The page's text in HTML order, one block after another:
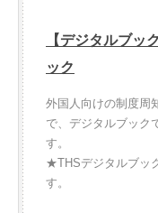
【デジタルブッ
ック
外国人向けの制度周
で、デジタルブック
す。
★THSデジタルブッ
す。